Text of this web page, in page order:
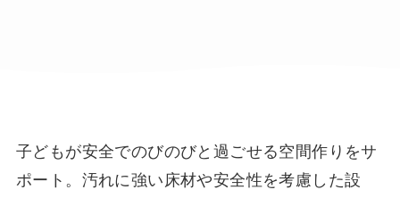
子どもが安全でのびのびと過ごせる空間作りをサ
ポート。汚れに強い床材や安全性を考慮した設